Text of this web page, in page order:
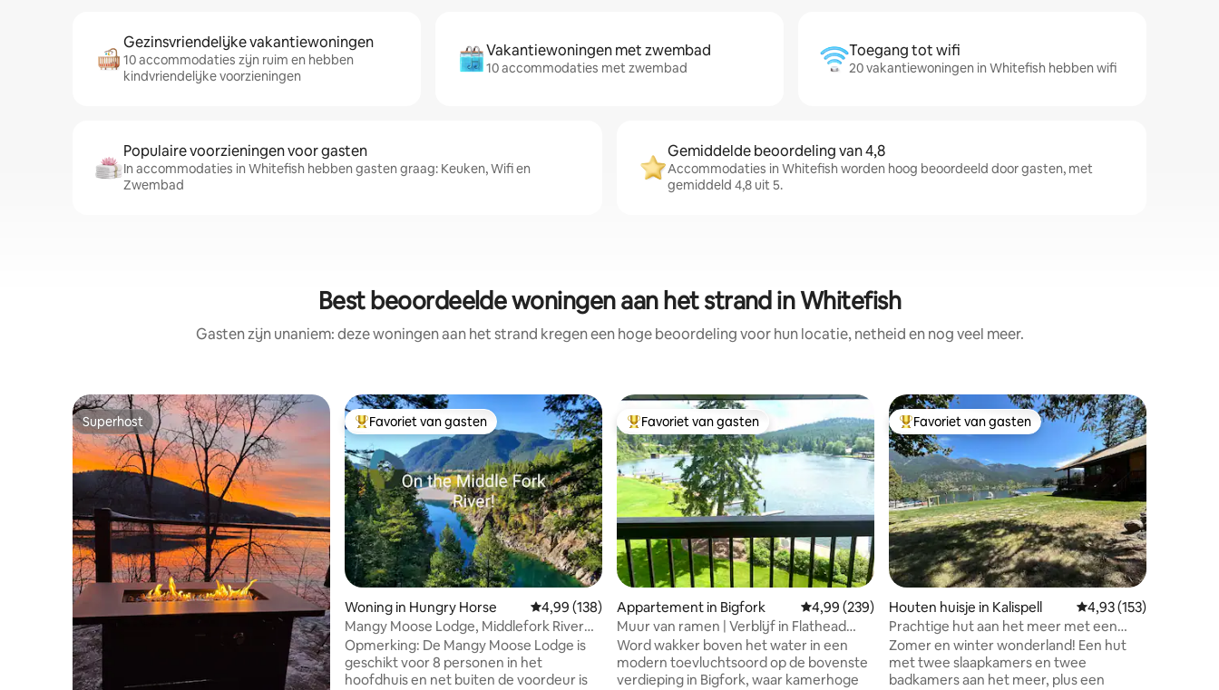
Gezinsvriendelijke vakantiewoningen
10 accommodaties zijn ruim en hebben
kindvriendelijke voorzieningen
Vakantiewoningen met zwembad
10 accommodaties met zwembad
Toegang tot wifi
20 vakantiewoningen in Whitefish hebben wifi
Populaire voorzieningen voor gasten
In accommodaties in Whitefish hebben gasten graag: Keuken, Wifi en
Zwembad
Gemiddelde beoordeling van 4,8
Accommodaties in Whitefish worden hoog beoordeeld door gasten, met
gemiddeld 4,8 uit 5.
Best beoordeelde woningen aan het strand in Whitefish
Gasten zijn unaniem: deze woningen aan het strand kregen een hoge beoordeling voor hun locatie, netheid en nog veel meer.
Superhost
Superhost Topfavoriet van gasten
Favoriet van gasten
Woning in Hungry Horse Gemiddelde beoordeling van 4,99 uit 5, 138 recensies
4,99 (138)
Mangy Moose Lodge, Middlefork River
Frontage!
Opmerking: De Mangy Moose Lodge is
geschikt voor 8 personen in het
hoofdhuis en net buiten de voordeur is
Topfavoriet van gasten
Favoriet van gasten
Appartement in Bigfork Gemiddelde beoordeling van 4,99 uit 5, 239 recensies
4,99 (239)
Muur van ramen | Verblijf in Flathead
Lake Bigfork
Word wakker boven het water in een
modern toevluchtsoord op de bovenste
verdieping in Bigfork, waar kamerhoge
Topfavoriet van gasten
Favoriet van gasten
Houten huisje in Kalispell Gemiddelde
4,93 (153)
Prachtige hut aan het meer met een
prachtig uitzicht en een enorme tuin
Zomer en winter wonderland! Een hut
met twee slaapkamers en twee
badkamers aan het meer, plus een